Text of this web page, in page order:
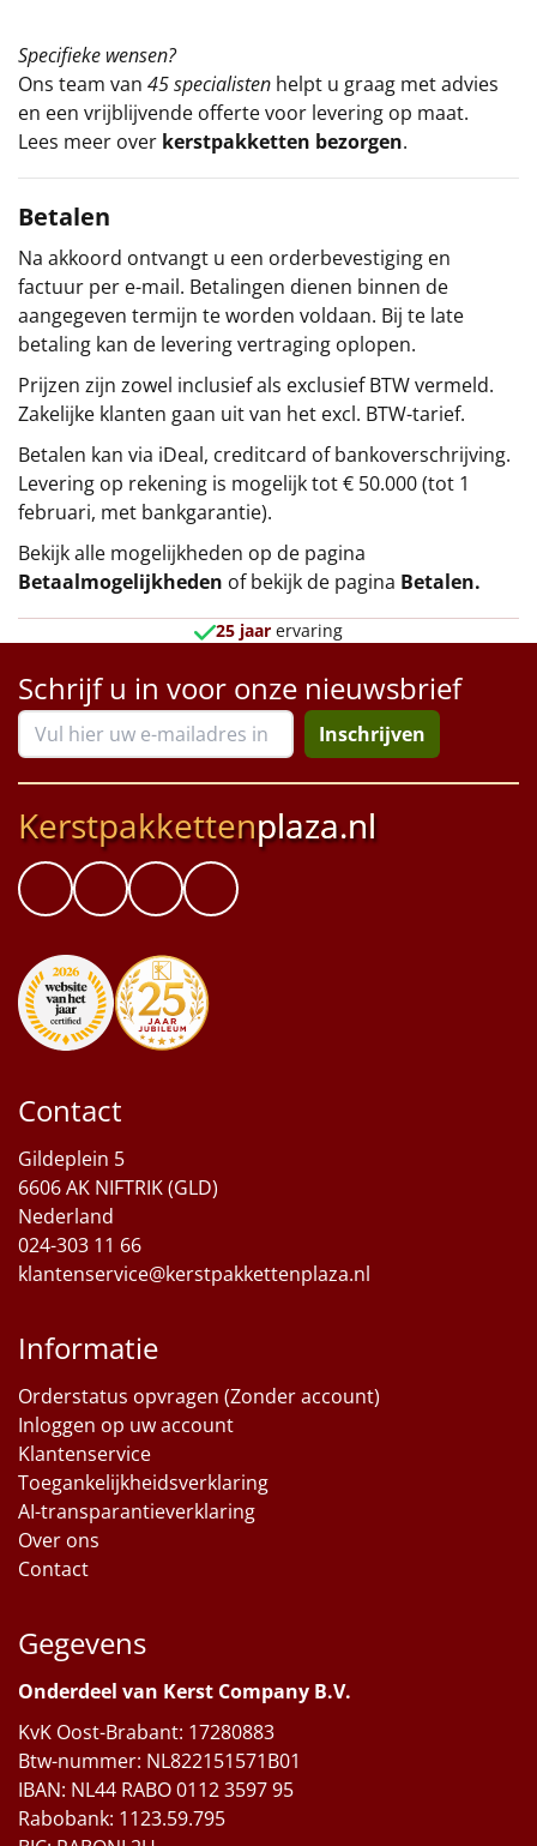
Specifieke wensen?
Ons team van 45 specialisten helpt u graag met advies
en een vrijblijvende offerte voor levering op maat.
Lees meer over kerstpakketten bezorgen.
Betalen
Na akkoord ontvangt u een orderbevestiging en
factuur per e-mail. Betalingen dienen binnen de
aangegeven termijn te worden voldaan. Bij te late
betaling kan de levering vertraging oplopen.
Prijzen zijn zowel inclusief als exclusief BTW vermeld.
Zakelijke klanten gaan uit van het excl. BTW-tarief.
Betalen kan via iDeal, creditcard of bankoverschrijving.
Levering op rekening is mogelijk tot € 50.000 (tot 1
februari, met bankgarantie).
Bekijk alle mogelijkheden op de pagina
Betaalmogelijkheden of bekijk de pagina Betalen.
25 jaar ervaring
Schrijf u in voor onze nieuwsbrief
Inschrijven
Kerstpakkettenplaza.nl
Contact
Gildeplein 5
6606 AK NIFTRIK (GLD)
Nederland
024-303 11 66
klantenservice@kerstpakkettenplaza.nl
Informatie
Orderstatus opvragen (Zonder account)
Inloggen op uw account
Klantenservice
Toegankelijkheidsverklaring
AI-transparantieverklaring
Over ons
Contact
Gegevens
Onderdeel van Kerst Company B.V.
KvK Oost-Brabant: 17280883
Btw-nummer: NL822151571B01
IBAN: NL44 RABO 0112 3597 95
Rabobank: 1123.59.795